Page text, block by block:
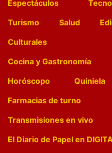
Espectáculos
Turismo
Salud
Culturales
Cocina y Gastronomía
Horóscopo
Quiniela
Farmacias de turno
Transmisiones en vivo
El Diario de Papel en